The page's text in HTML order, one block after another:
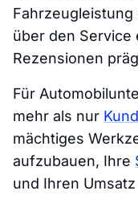
über den Service
Rezensionen
Für
mehr als nur
mächtiges
aufzubauen, Ihre
und Ihren